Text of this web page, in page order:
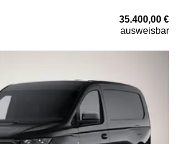
35.400,00 €
ausweisbar